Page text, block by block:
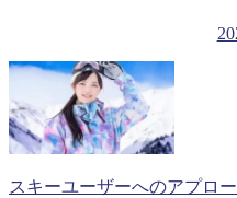
スキーユーザーへのアプロ